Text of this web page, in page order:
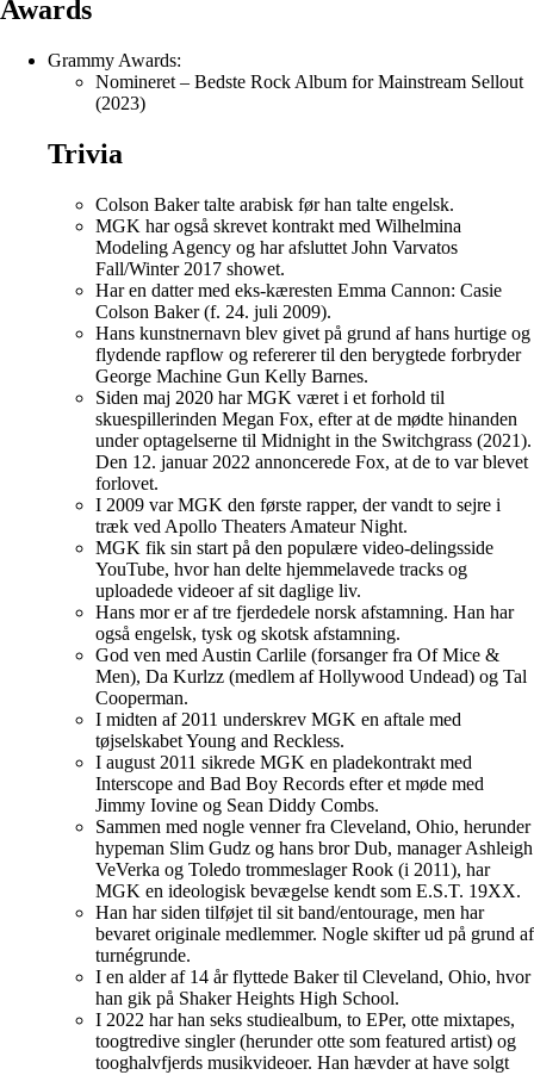
Awards
Grammy Awards:
Nomineret – Bedste Rock Album for Mainstream Sellout
(2023)
Trivia
Colson Baker talte arabisk før han talte engelsk.
MGK har også skrevet kontrakt med Wilhelmina
Modeling Agency og har afsluttet John Varvatos
Fall/Winter 2017 showet.
Har en datter med eks-kæresten Emma Cannon: Casie
Colson Baker (f. 24. juli 2009).
Hans kunstnernavn blev givet på grund af hans hurtige og
flydende rapflow og refererer til den berygtede forbryder
George Machine Gun Kelly Barnes.
Siden maj 2020 har MGK været i et forhold til
skuespillerinden Megan Fox, efter at de mødte hinanden
under optagelserne til Midnight in the Switchgrass (2021).
Den 12. januar 2022 annoncerede Fox, at de to var blevet
forlovet.
I 2009 var MGK den første rapper, der vandt to sejre i
træk ved Apollo Theaters Amateur Night.
MGK fik sin start på den populære video-delingsside
YouTube, hvor han delte hjemmelavede tracks og
uploadede videoer af sit daglige liv.
Hans mor er af tre fjerdedele norsk afstamning. Han har
også engelsk, tysk og skotsk afstamning.
God ven med Austin Carlile (forsanger fra Of Mice &
Men), Da Kurlzz (medlem af Hollywood Undead) og Tal
Cooperman.
I midten af ​​2011 underskrev MGK en aftale med
tøjselskabet Young and Reckless.
I august 2011 sikrede MGK en pladekontrakt med
Interscope and Bad Boy Records efter et møde med
Jimmy Iovine og Sean Diddy Combs.
Sammen med nogle venner fra Cleveland, Ohio, herunder
hypeman Slim Gudz og hans bror Dub, manager Ashleigh
VeVerka og Toledo trommeslager Rook (i 2011), har
MGK en ideologisk bevægelse kendt som E.S.T. 19XX.
Han har siden tilføjet til sit band/entourage, men har
bevaret originale medlemmer. Nogle skifter ud på grund af
turnégrunde.
I en alder af 14 år flyttede Baker til Cleveland, Ohio, hvor
han gik på Shaker Heights High School.
I 2022 har han seks studiealbum, to EPer, otte mixtapes,
toogtredive singler (herunder otte som featured artist) og
tooghalvfjerds musikvideoer. Han hævder at have solgt